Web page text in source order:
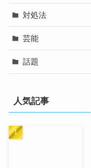
対処法
芸能
話題
人気記事